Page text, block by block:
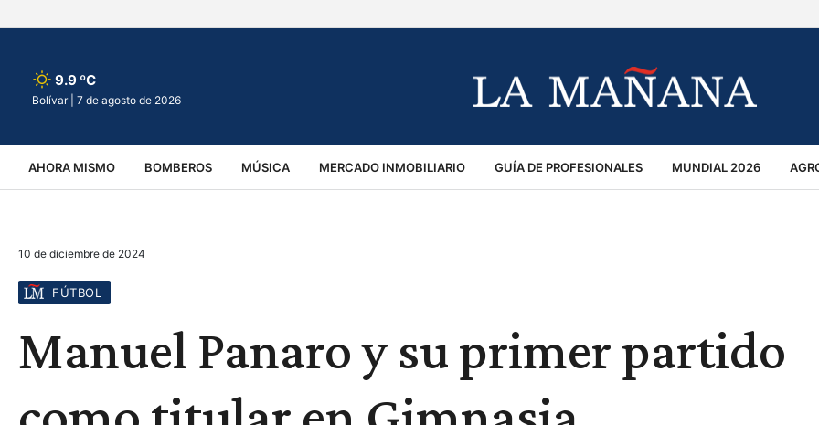
9.9 ºC
Bolívar | 7 de agosto de 2026
AHORA MISMO BOMBEROS MÚSICA MERCADO INMOBILIARIO GUÍA DE PROFESIONALES MUNDIAL 2026
VIRALES ACCIDENTES
10 de diciembre de 2024
FÚTBOL
Manuel Panaro y su primer partido